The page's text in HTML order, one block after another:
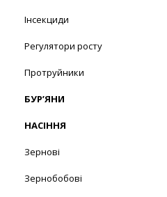
Інсекциди
Регулятори росту
Протруйники
БУР’ЯНИ
НАСІННЯ
Зернові
Зернобобові